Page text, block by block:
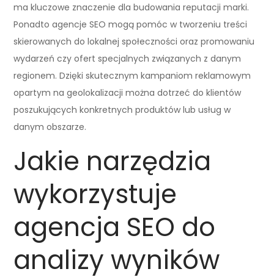
ma kluczowe znaczenie dla budowania reputacji marki.
Ponadto agencje SEO mogą pomóc w tworzeniu treści
skierowanych do lokalnej społeczności oraz promowaniu
wydarzeń czy ofert specjalnych związanych z danym
regionem. Dzięki skutecznym kampaniom reklamowym
opartym na geolokalizacji można dotrzeć do klientów
poszukujących konkretnych produktów lub usług w
danym obszarze.
Jakie narzędzia
wykorzystuje
agencja SEO do
analizy wyników